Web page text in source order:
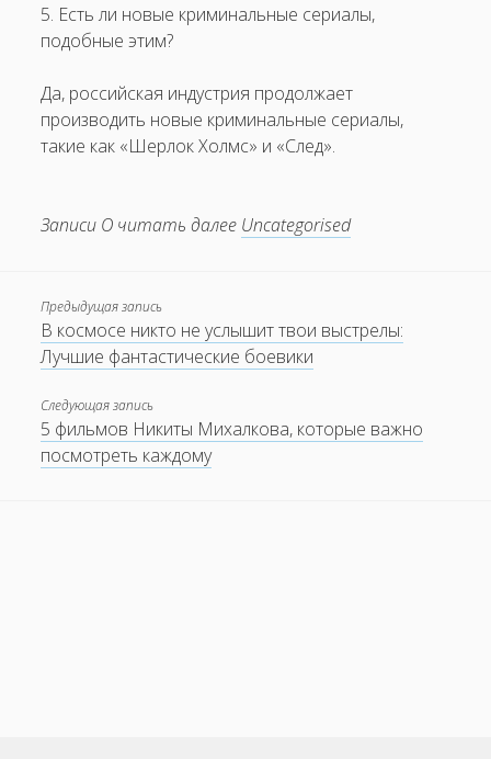
5. Есть ли новые криминальные сериалы,
подобные этим?
Да, российская индустрия продолжает
производить новые криминальные сериалы,
такие как «Шерлок Холмс» и «След».
Записи О читать далее Uncategorised
Предыдущая запись
В космосе никто не услышит твои выстрелы:
Лучшие фантастические боевики
Следующая запись
5 фильмов Никиты Михалкова, которые важно
посмотреть каждому